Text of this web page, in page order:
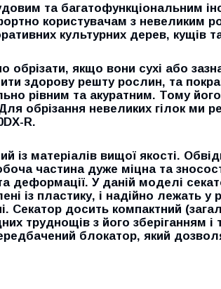
та багатофункціональним
користувачам з невеликим
культурних дерев, кущів
обрізати, якщо вони сухі або
здорову решту рослин, та
рівним та акуратним. Тому
обрізання невеликих гілок ми
R.
із матеріалів вищої якості.
частина дуже міцна та
деформації. У даній моделі
із пластику, і надійно лежать у
Секатор досить компактний
труднощів з його зберіганням і
блокатор, який